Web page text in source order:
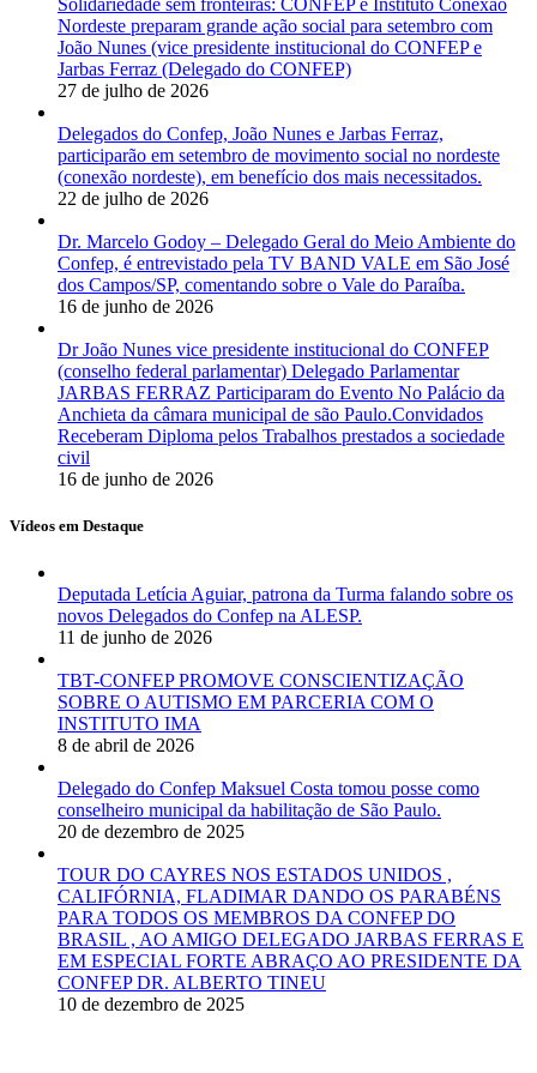
Nordeste preparam grande ação social para setembro com
João Nunes (vice presidente institucional do CONFEP e
Jarbas Ferraz (Delegado do CONFEP)
27 de julho de 2026
Delegados do Confep, João Nunes e Jarbas Ferraz,
participarão em setembro de movimento social no nordeste
(conexão nordeste), em benefício dos mais necessitados.
22 de julho de 2026
Dr. Marcelo Godoy – Delegado Geral do Meio Ambiente do
Confep, é entrevistado pela TV BAND VALE em São José
dos Campos/SP, comentando sobre o Vale do Paraíba.
16 de junho de 2026
Dr João Nunes vice presidente institucional do CONFEP
(conselho federal parlamentar) Delegado Parlamentar
JARBAS FERRAZ Participaram do Evento No Palácio da
Anchieta da câmara municipal de são Paulo.Convidados
Receberam Diploma pelos Trabalhos prestados a sociedade
civil
16 de junho de 2026
Vídeos em Destaque
Deputada Letícia Aguiar, patrona da Turma falando sobre os
novos Delegados do Confep na ALESP.
11 de junho de 2026
TBT-CONFEP PROMOVE CONSCIENTIZAÇÃO
SOBRE O AUTISMO EM PARCERIA COM O
INSTITUTO IMA
8 de abril de 2026
Delegado do Confep Maksuel Costa tomou posse como
conselheiro municipal da habilitação de São Paulo.
20 de dezembro de 2025
TOUR DO CAYRES NOS ESTADOS UNIDOS ,
CALIFÓRNIA, FLADIMAR DANDO OS PARABÉNS
PARA TODOS OS MEMBROS DA CONFEP DO
BRASIL , AO AMIGO DELEGADO JARBAS FERRAS E
EM ESPECIAL FORTE ABRAÇO AO PRESIDENTE DA
CONFEP DR. ALBERTO TINEU
10 de dezembro de 2025